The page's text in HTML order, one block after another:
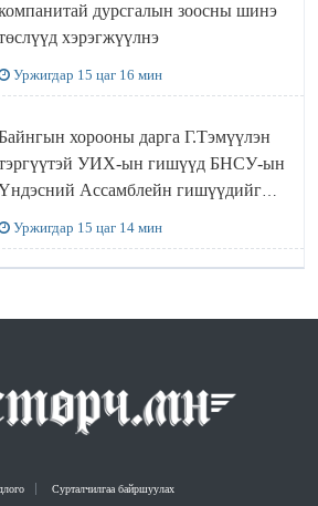
дурсгалын зоосны шинэ
хэрэгжүүлнэ
Уржигдар 15 цаг 16 мин
хорооны дарга Г.Тэмүүлэн
УИХ-ын гишүүд БНСУ-ын
Ассамблейн гишүүдийг
Уржигдар 15 цаг 14 мин
Сурталчилгаа байршуулах